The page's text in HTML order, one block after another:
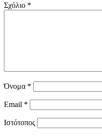
Σχόλιο *
Όνομα *
Email *
Ιστότοπος